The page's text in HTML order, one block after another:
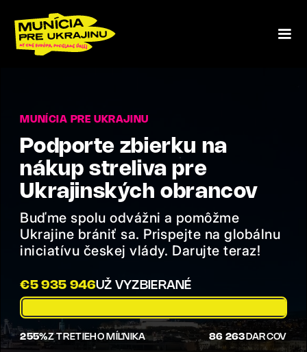
MUNÍCIA PRE UKRAJINU
Podporte zbierku na
nákup streliva pre
Ukrajinských obrancov
Buďme spolu odvážni a pomôžme
Ukrajine brániť sa. Prispejte na globálnu
iniciatívu českej vlády. Darujte teraz!
€5 935 946UŽ VYZBIERANÉ
255%Z TRETIEHO MÍĽNIKA 86 263 DARCOV